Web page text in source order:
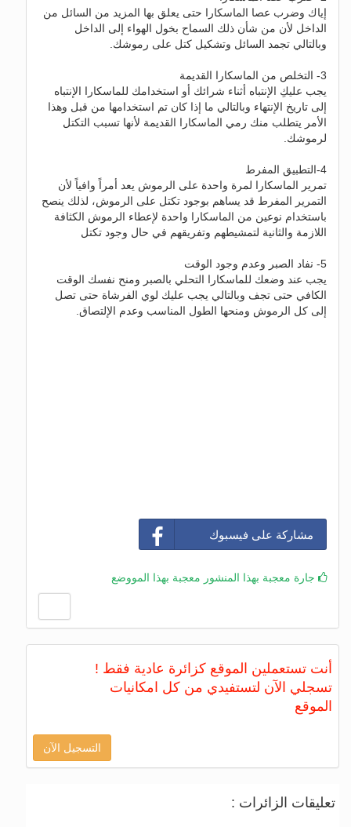
إياك وضرب عصا الماسكارا حتى يعلق بها المزيد من السائل من
الداخل لأن من شأن ذلك السماح بخول الهواء إلى الداخل
وبالتالي تجمد السائل وتشكيل كتل على رموشك.
3- التخلص من الماسكارا القديمة
يجب عليكِ الإنتباه أثناء شرائك أو استخدامك للماسكارا الإنتباه
إلى تاريخ الإنتهاء وبالتالي ما إذا كان تم استخدامها من قبل وهذا
الأمر يتطلب منك رمي الماسكارا القديمة لأنها تسبب التكتل
لرموشك.
4-التطبيق المفرط
تمرير الماسكارا لمرة واحدة على الرموش يعد أمراً وافياً لأن
التمرير المفرط قد يساهم بوجود تكتل على الرموش، لذلك ينصح
باستخدام نوعين من الماسكارا واحدة لإعطاء الرموش الكثافة
اللازمة والثانية لتمشيطهم وتفريقهم في حال وجود تكتل
5- نفاد الصبر وعدم وجود الوقت
يجب عند وضعك للماسكارا التحلي بالصبر ومنح نفسك الوقت
الكافي حتى تجف وبالتالي يجب عليك لوي الفرشاة حتى تصل
إلى كل الرموش ومنحها الطول المناسب وعدم الإلتصاق.
مشاركة على فيسبوك
جارة معجبة بهذا المنشور معجبة بهذا المووضع
أنت تستعملين الموقع كزائرة عادية فقط !
تسجلي الآن لتستفيدي من كل امكانيات
الموقع
التسجيل الآن
تعليقات الزائرات :